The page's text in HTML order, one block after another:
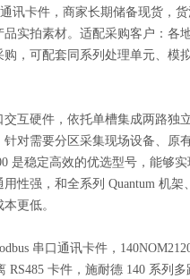
讯卡件，商家长期储备现货，
实拍素材。适配采购客户：各
，可配套同系列处理单元、模
互硬件，依托单槽集成两路
对需要分区采集现场设备、原
是稳定高效的优选型号，能够
性强，和全系列 Quantum 机
更低。
串口通讯卡件，
RS485 卡件，施耐德 140 系列